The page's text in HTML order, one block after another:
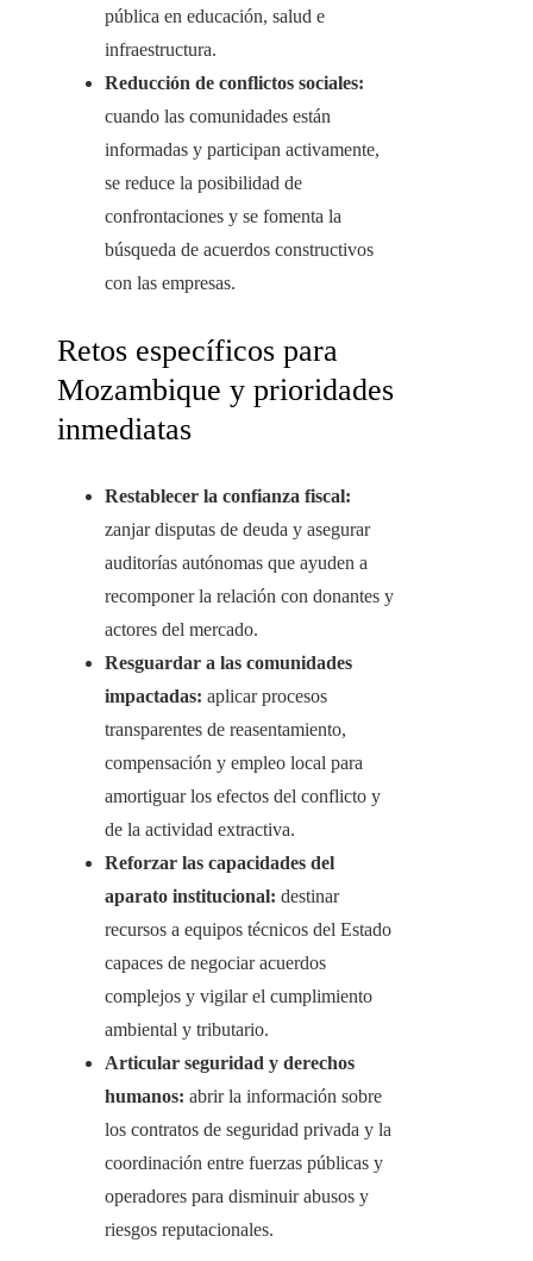
pública en educación, salud e
infraestructura.
Reducción de conflictos sociales:
cuando las comunidades están
informadas y participan activamente,
se reduce la posibilidad de
confrontaciones y se fomenta la
búsqueda de acuerdos constructivos
con las empresas.
Retos específicos para
Mozambique y prioridades
inmediatas
Restablecer la confianza fiscal:
zanjar disputas de deuda y asegurar
auditorías autónomas que ayuden a
recomponer la relación con donantes y
actores del mercado.
Resguardar a las comunidades
impactadas: aplicar procesos
transparentes de reasentamiento,
compensación y empleo local para
amortiguar los efectos del conflicto y
de la actividad extractiva.
Reforzar las capacidades del
aparato institucional: destinar
recursos a equipos técnicos del Estado
capaces de negociar acuerdos
complejos y vigilar el cumplimiento
ambiental y tributario.
Articular seguridad y derechos
humanos: abrir la información sobre
los contratos de seguridad privada y la
coordinación entre fuerzas públicas y
operadores para disminuir abusos y
riesgos reputacionales.